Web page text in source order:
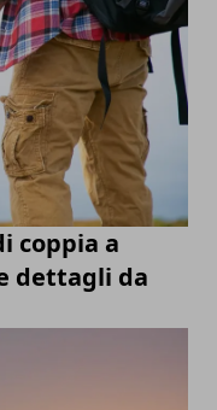
coppia a
dettagli da